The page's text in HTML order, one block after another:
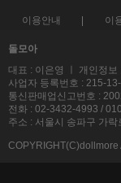
이용안내 이
돌모아
대표 : 이은영 ㅣ 개인정보
사업자 등록번호 : 215-
통신판매업신고번호 :
전화 : 02-3432-4993 /
주소 : 서울시 송파구 가